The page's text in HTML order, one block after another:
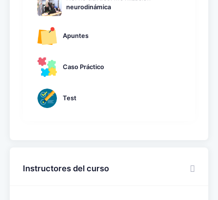
neurodinámica
Apuntes
Caso Práctico
Test
Instructores del curso